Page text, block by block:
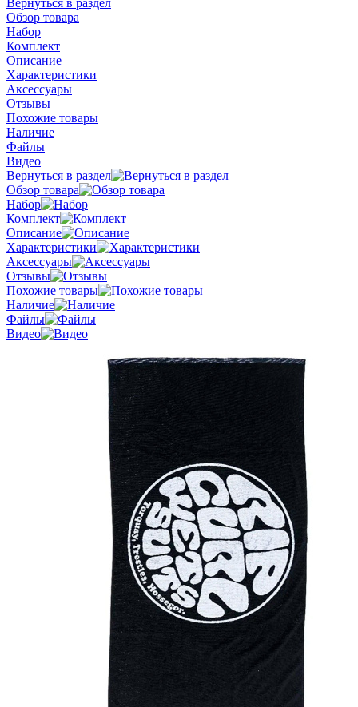
Вернуться в раздел
Обзор товара
Набор
Комплект
Описание
Характеристики
Аксессуары
Отзывы
Похожие товары
Наличие
Файлы
Видео
Вернуться в раздел
Обзор товара
Набор
Комплект
Описание
Характеристики
Аксессуары
Отзывы
Похожие товары
Наличие
Файлы
Видео